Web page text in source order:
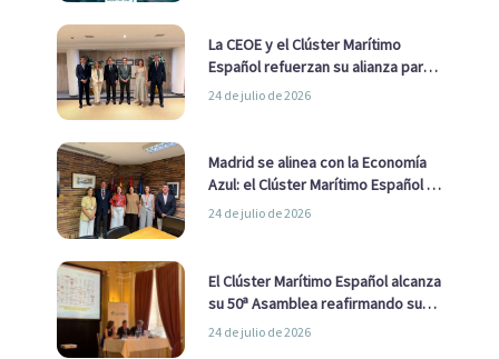
La CEOE y el Clúster Marítimo
Español refuerzan su alianza para
impulsar una estrategia Nacional
24 de julio de 2026
Madrid se alinea con la Economía
Azul: el Clúster Marítimo Español y
la Real Liga Naval avanzan alianzas
24 de julio de 2026
El Clúster Marítimo Español alcanza
su 50ª Asamblea reafirmando su
liderazgo en la Economía Azul
24 de julio de 2026